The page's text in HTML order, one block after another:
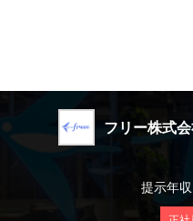
フリー株式
提示年収